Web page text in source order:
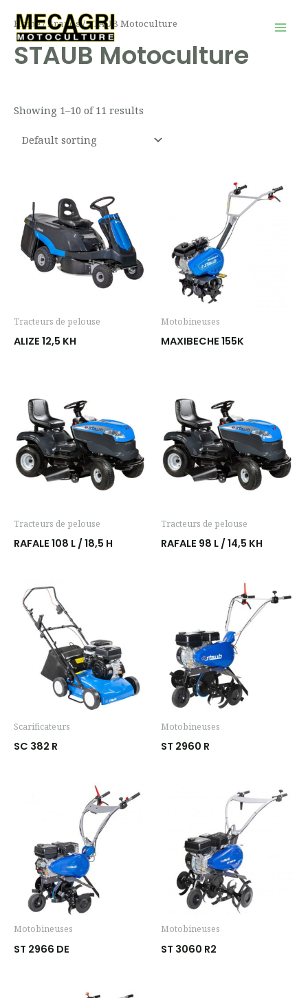
contenu
Home/ Brands / STAUB Motoculture
STAUB Motoculture
Showing 1–10 of 11 results
Tracteurs de pelouse
ALIZE 12,5 KH
Motobineuses
MAXIBECHE 155K
Tracteurs de pelouse
RAFALE 108 L / 18,5 H
Tracteurs de pelouse
RAFALE 98 L / 14,5 KH
Scarificateurs
SC 382 R
Motobineuses
ST 2960 R
Motobineuses
ST 2966 DE
Motobineuses
ST 3060 R2